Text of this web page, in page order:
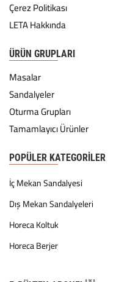
Çerez Politikası
LETA Hakkında
ÜRÜN GRUPLARI
Masalar
Sandalyeler
Oturma Grupları
Tamamlayıcı Ürünler
POPÜLER KATEGORILER
İç Mekan Sandalyesi
Dış Mekan Sandalyeleri
Horeca Koltuk
Horeca Berjer